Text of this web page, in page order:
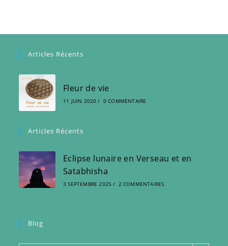
Articles Récents
Fleur de vie
11 JUIN 2020 / 0 COMMENTAIRE
Articles Récents
Eclipse lunaire en Verseau et en
Satabhisha
3 SEPTEMBRE 2025 / 2 COMMENTAIRES
Blog